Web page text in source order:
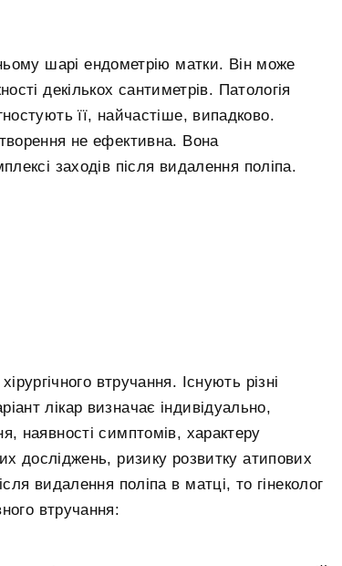
шарі ендометрію матки. Він може
декількох сантиметрів. Патологія
її, найчастіше, випадково.
не ефективна. Вона
заходів після видалення поліпа.
втручання. Існують різні
лікар визначає індивідуально,
наявності симптомів, характеру
досліджень, ризику розвитку атипових
видалення поліпа в матці, то гінеколог
втручання: